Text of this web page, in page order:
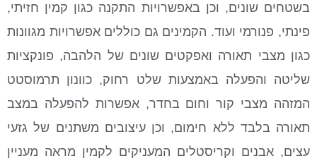
בשטחים שונים, וכן באפשרויות התקנה כגון קמין חזיתי,
פינתי, פנורמי ועוד. הקמינים גם כוללים אפשרויות מגוונות
כגון מצבי תאורה ואפקטים שונים של הלהבה, פונקציות
שליטה והפעלה באמצעות שלט רחוק, כוונון תרמוסטט
המזהה מצבי קור וחום בחדר, אפשרות להפעלה במצב
תאורה בלבד ללא חימום, וכן עיצובים משתנים של גזעי
עצים, אבנים וקריסטלים המעניקים לקמין מראה מעניין